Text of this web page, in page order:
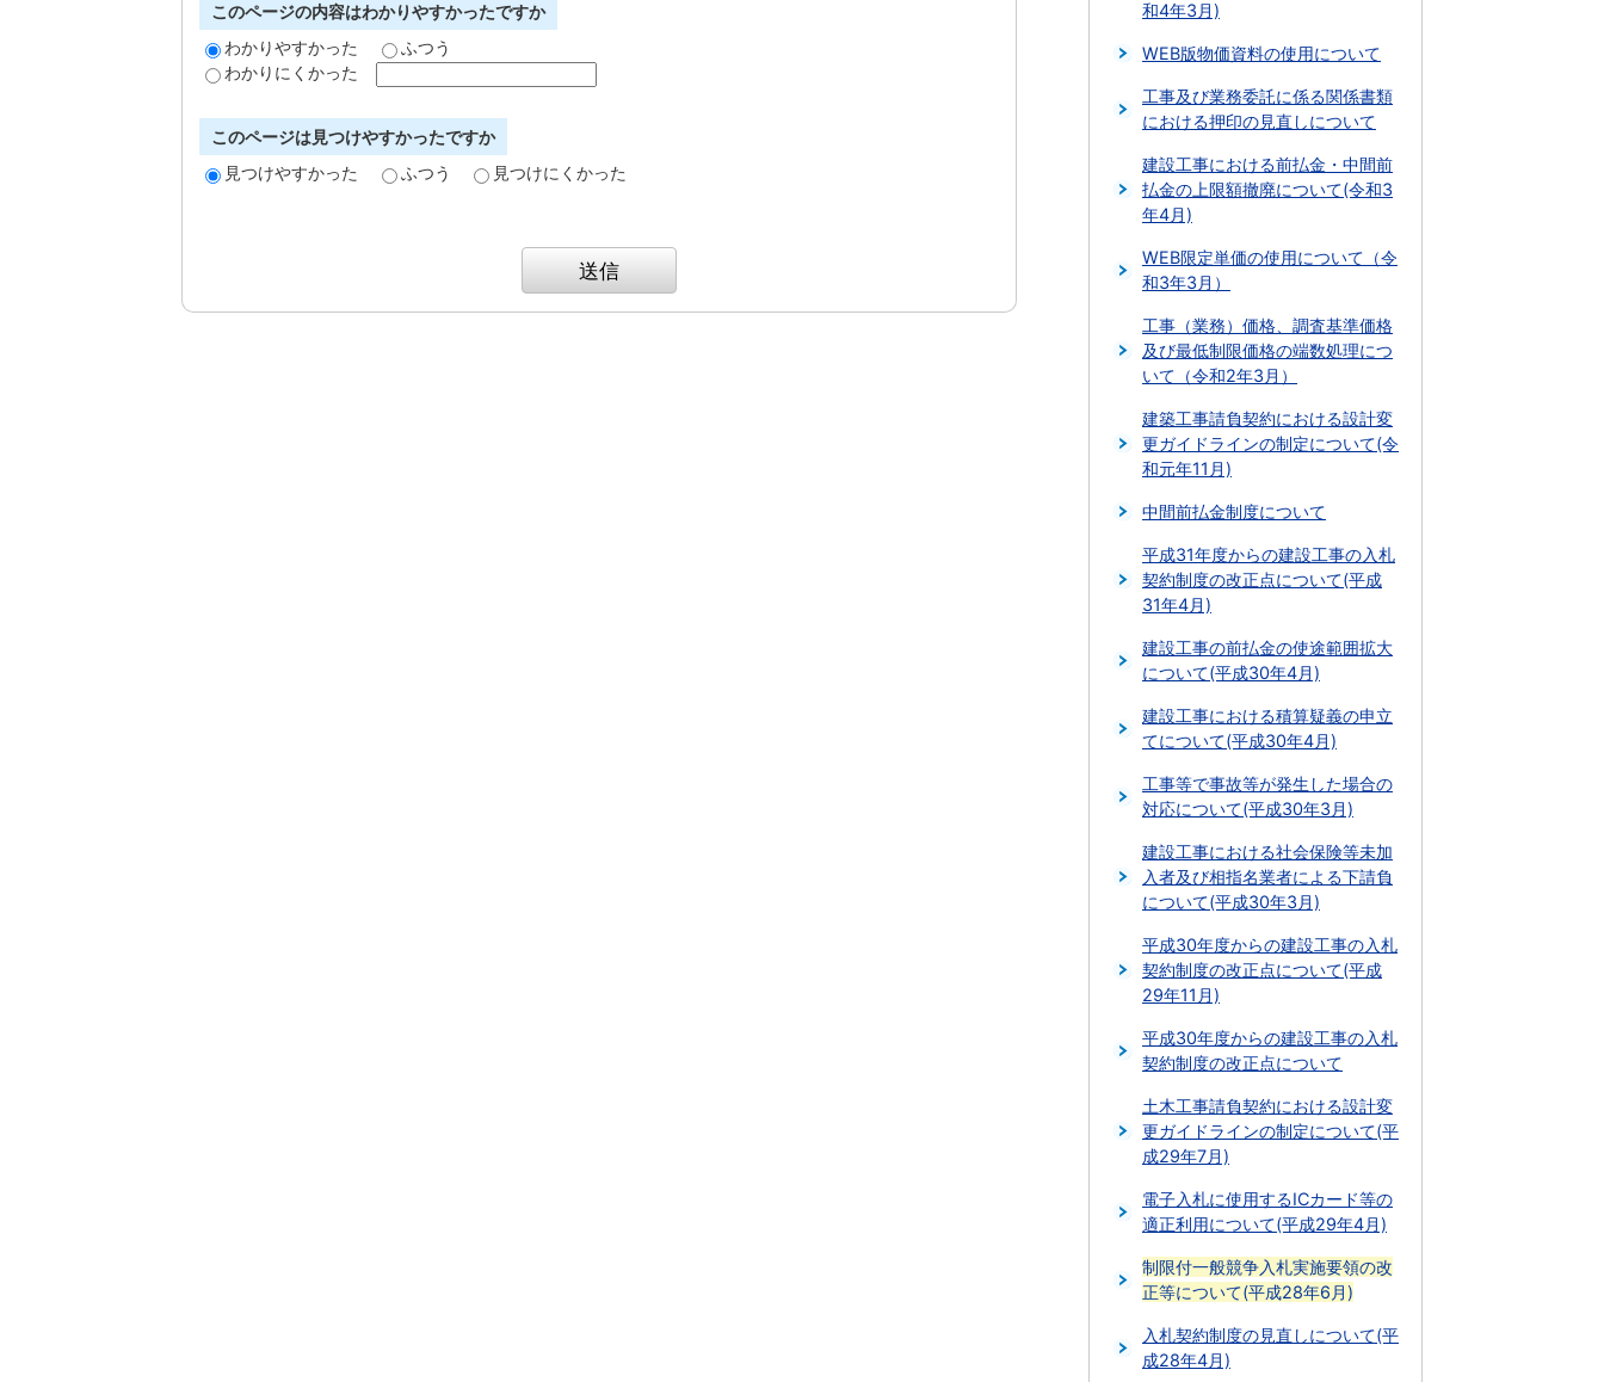
このページの内容はわかりやすかったですか
わかりやすかった
ふつう
わかりにくかった
このページは見つけやすかったですか
見つけやすかった
ふつう 見つけにくかった
和4年3月)
WEB版物価資料の使用について
工事及び業務委託に係る関係書類
における押印の見直しについて
建設工事における前払金・中間前
払金の上限額撤廃について(令和3
年4月)
WEB限定単価の使用について（令
和3年3月）
工事（業務）価格、調査基準価格
及び最低制限価格の端数処理につ
いて（令和2年3月）
建築工事請負契約における設計変
更ガイドラインの制定について(令
和元年11月)
中間前払金制度について
平成31年度からの建設工事の入札
契約制度の改正点について(平成
31年4月)
建設工事の前払金の使途範囲拡大
について(平成30年4月)
建設工事における積算疑義の申立
てについて(平成30年4月)
工事等で事故等が発生した場合の
対応について(平成30年3月)
建設工事における社会保険等未加
入者及び相指名業者による下請負
について(平成30年3月)
平成30年度からの建設工事の入札
契約制度の改正点について(平成
29年11月)
平成30年度からの建設工事の入札
契約制度の改正点について
土木工事請負契約における設計変
更ガイドラインの制定について(平
成29年7月)
電子入札に使用するICカード等の
適正利用について(平成29年4月)
制限付一般競争入札実施要領の改
正等について(平成28年6月)
入札契約制度の見直しについて(平
成28年4月)